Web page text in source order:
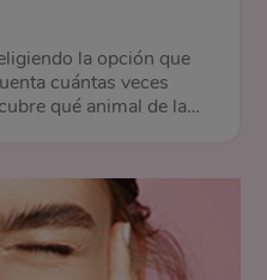
la opción que
cuántas veces
qué animal de la